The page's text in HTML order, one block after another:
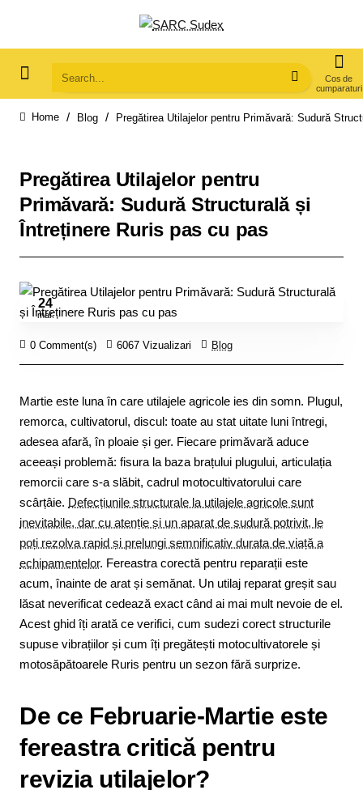
Search...
Blog Pregătirea Utilajelor pentru Primăvară: Sudură
Pregătirea Utilajelor pentru
Primăvară: Sudură Structurală și
Întreținere Ruris pas cu pas
24
mar.
0 Comment(s) 6067 Vizualizari Blog
Martie este luna în care utilajele agricole ies din somn. Plugul,
remorca, cultivatorul, discul: toate au stat uitate luni întregi,
adesea afară, în ploaie și ger. Fiecare primăvară aduce
aceeași problemă: fisura la baza brațului plugului, articulația
remorcii care s-a slăbit, cadrul motocultivatorului care
scârțâie. Defecțiunile structurale la utilajele agricole sunt
inevitabile, dar cu atenție și un aparat de sudură potrivit, le
poți rezolva rapid și prelungi semnificativ durata de viață a
echipamentelor. Fereastra corectă pentru reparații este
acum, înainte de arat și semănat. Un utilaj reparat greșit sau
lăsat neverificat cedează exact când ai mai mult nevoie de el.
Acest ghid îți arată ce verifici, cum sudezi corect structurile
supuse vibrațiilor și cum îți pregătești motocultivatorele și
motosăpătoarele Ruris pentru un sezon fără surprize.
De ce Februarie-Martie este
fereastra critică pentru
revizia utilajelor?